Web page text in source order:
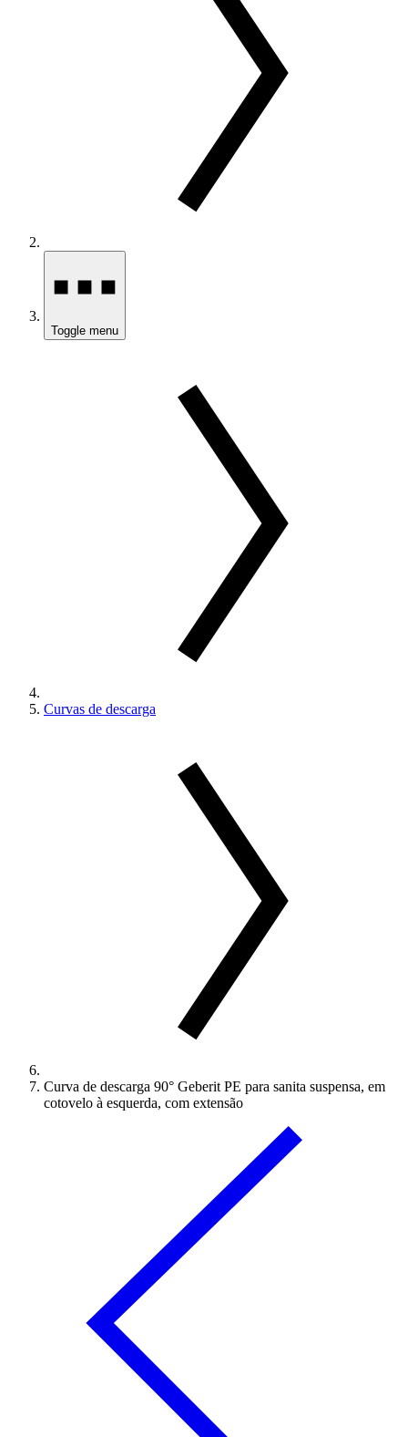
Toggle menu
Curvas de descarga
Curva de descarga 90° Geberit PE para sanita suspensa, em
cotovelo à esquerda, com extensão